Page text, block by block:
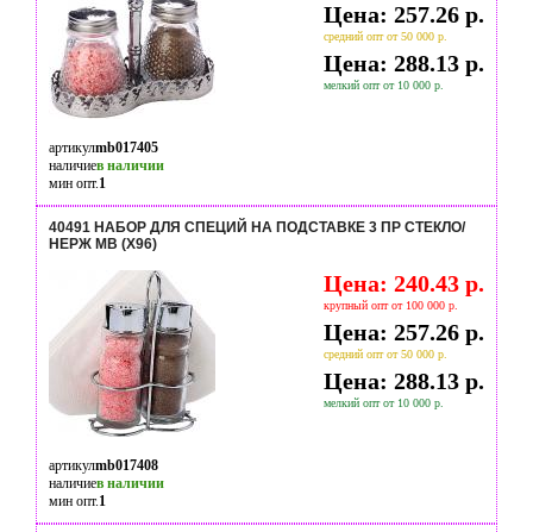
Цена: 257.26 р.
средний опт от 50 000 р.
Цена: 288.13 р.
мелкий опт от 10 000 р.
артикулmb017405
наличиев наличии
мин опт.1
40491 НАБОР ДЛЯ СПЕЦИЙ НА ПОДСТАВКЕ 3 ПР СТЕКЛО/
НЕРЖ MB (Х96)
Цена: 240.43 р.
крупный опт от 100 000 р.
Цена: 257.26 р.
средний опт от 50 000 р.
Цена: 288.13 р.
мелкий опт от 10 000 р.
артикулmb017408
наличиев наличии
мин опт.1